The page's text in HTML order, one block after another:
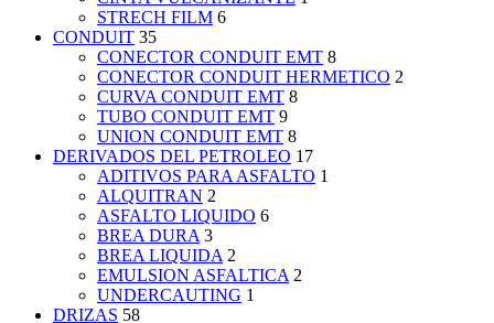
STRECH FILM 6
CONDUIT 35
CONECTOR CONDUIT EMT 8
CONECTOR CONDUIT HERMETICO 2
CURVA CONDUIT EMT 8
TUBO CONDUIT EMT 9
UNION CONDUIT EMT 8
DERIVADOS DEL PETROLEO 17
ADITIVOS PARA ASFALTO 1
ALQUITRAN 2
ASFALTO LIQUIDO 6
BREA DURA 3
BREA LIQUIDA 2
EMULSION ASFALTICA 2
UNDERCAUTING 1
DRIZAS 58